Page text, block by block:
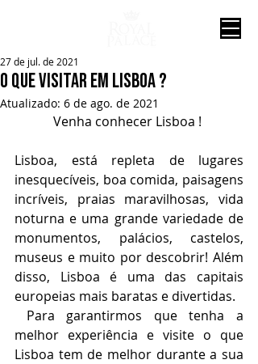
o que visitar em lisboa ?
27 de jul. de 2021
Atualizado: 6 de ago. de 2021
Venha conhecer Lisboa !
Lisboa, está repleta de lugares
inesquecíveis, boa comida, paisagens
incríveis, praias maravilhosas, vida
noturna e uma grande variedade de
monumentos, palácios, castelos,
museus e muito por descobrir! Além
disso, Lisboa é uma das capitais
europeias mais baratas e divertidas.
melhor experiência e visite o que
Lisboa tem de melhor durante a sua